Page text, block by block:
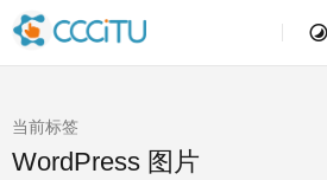
当前标签
WordPress 图片